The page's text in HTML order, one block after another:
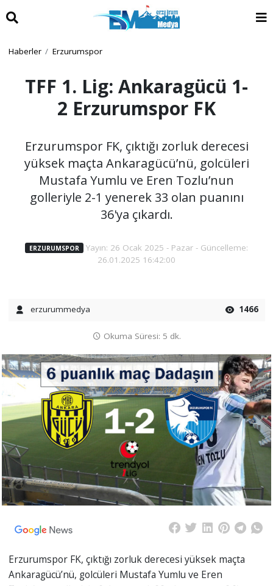
Haberler Erzurumspor
TFF 1. Lig: Ankaragücü 1-
2 Erzurumspor FK
Erzurumspor FK, çıktığı zorluk derecesi
yüksek maçta Ankaragücü’nü, golcüleri
Mustafa Yumlu ve Eren Tozlu’nun
golleriyle 2-1 yenerek 33 olan puanını
36'ya çıkardı.
ERZURUMSPOR Yayın: 26 Ocak 2025 - Pazar - Güncelleme:
26.01.2025 16:42:00
erzurummedya 1466
Okuma Süresi: 5 dk.
Erzurumspor FK, çıktığı zorluk derecesi yüksek maçta
Ankaragücü’nü, golcüleri Mustafa Yumlu ve Eren